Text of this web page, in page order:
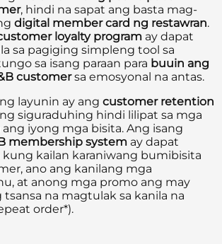
, hindi na sapat ang basta mag-
digital member card ng restawran.
loyalty program ay dapat
sa pagiging simpleng tool sa
sa isang paraan para buuin ang
customersa emosyonal na antas.
layunin ay ang customer retention
siguraduhing hindi lilipat sa mga
iyong mga bisita. Ang isang
membership system ay dapat
kung kailan karaniwang bumibisita
ano ang kanilang mga
at anong mga promo ang may
na magtulak sa kanila na
order*).